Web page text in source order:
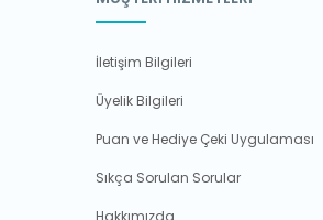
İletişim Bilgileri
Üyelik Bilgileri
Puan ve Hediye Çeki Uygulaması
Sıkça Sorulan Sorular
Hakkımızda